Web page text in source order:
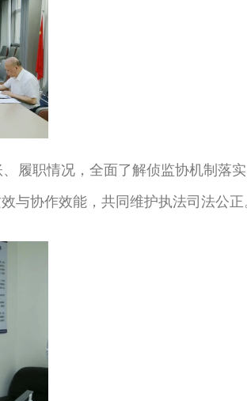
履职情况，全面了解侦监协机制落
与协作效能，共同维护执法司法公正